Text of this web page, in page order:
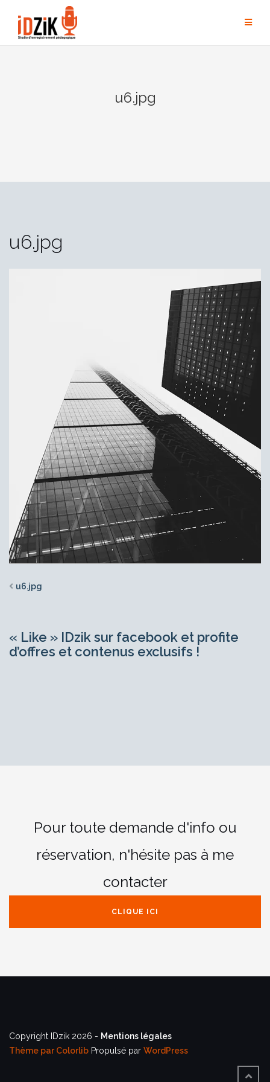
u6.jpg
u6.jpg
u6.jpg
« Like » IDzik sur facebook et profite
d’offres et contenus exclusifs !
Pour toute demande d'info ou
réservation, n'hésite pas à me
contacter
CLIQUE ICI
Copyright IDzik 2026 - Mentions légales
Thème parColorlib Propulsé par WordPress